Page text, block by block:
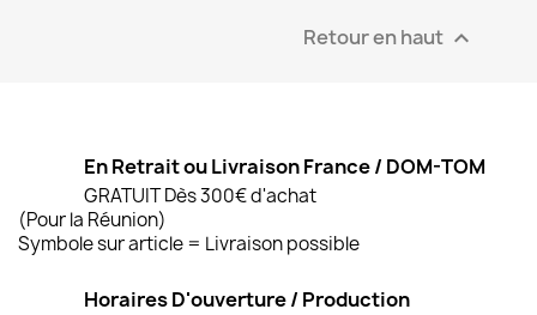
Retour en haut 
En Retrait ou Livraison France / DOM-TOM
GRATUIT Dès 300€ d'achat
(Pour la Réunion)
Symbole sur article = Livraison possible
Horaires D'ouverture / Production